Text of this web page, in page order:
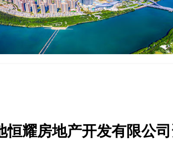
耀房地产开发有限公